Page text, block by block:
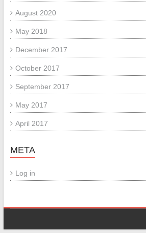
August 2020
May 2018
December 2017
October 2017
September 2017
May 2017
April 2017
META
Log in